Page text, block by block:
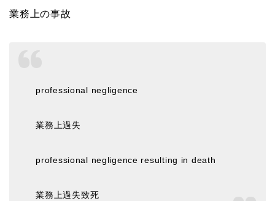
業務上の事故
professional negligence
業務上過失
professional negligence resulting in death
業務上過失致死